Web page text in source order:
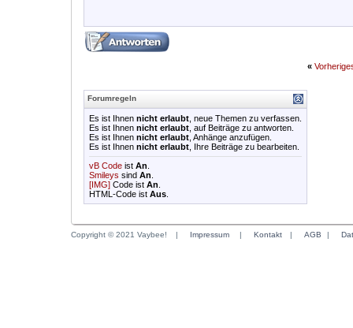
«
Forumregeln
Es ist Ihnen nicht erlaubt , neue Themen zu verfassen.
Es ist Ihnen nicht erlaubt , auf Beiträge zu antworten.
Es ist Ihnen nicht erlaubt , Anhänge anzufügen.
Es ist Ihnen nicht erlaubt , Ihre Beiträge zu bearbeiten.
vB Code ist An
Smileys sind An
[IMG] Code ist An
HTML-Code ist Aus
Copyright © 2021 Vaybee! | Impressum | Kontakt | AGB |